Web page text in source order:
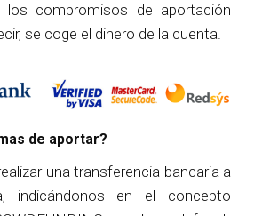
los compromisos de aportación
se coge el dinero de la cuenta.
de aportar?
una transferencia bancaria a
indicándonos en el concepto